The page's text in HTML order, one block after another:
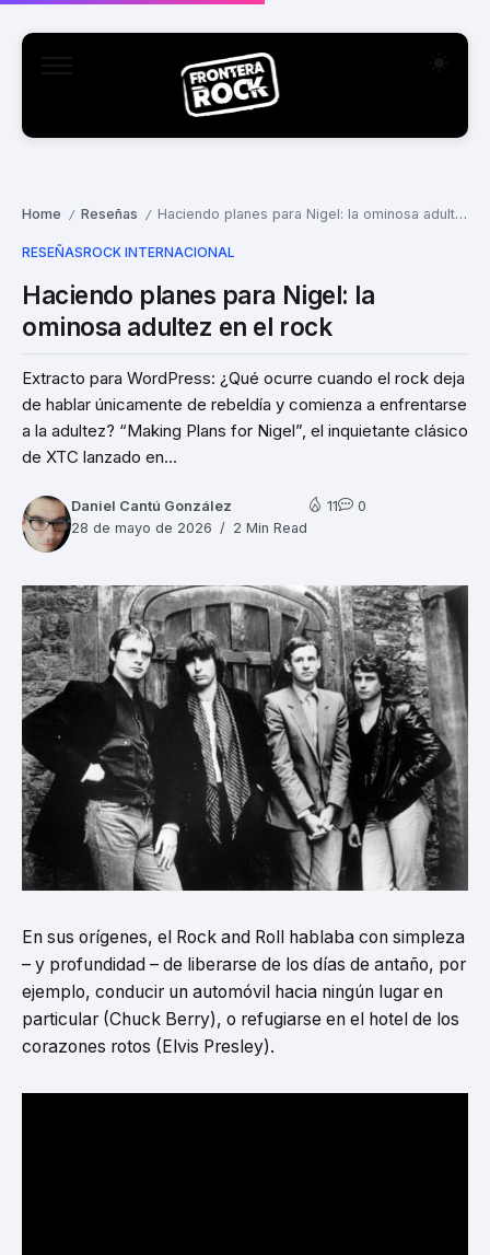
Home / Reseñas / Haciendo planes para Nigel: la ominosa adultez en el rock
RESEÑASROCK INTERNACIONAL
Haciendo planes para Nigel: la
ominosa adultez en el rock
Extracto para WordPress: ¿Qué ocurre cuando el rock deja
de hablar únicamente de rebeldía y comienza a enfrentarse
a la adultez? “Making Plans for Nigel”, el inquietante clásico
de XTC lanzado en...
Daniel Cantú González
28 de mayo de 2026
2 Min Read
11 0
En sus orígenes, el Rock and Roll hablaba con simpleza
– y profundidad – de liberarse de los días de antaño, por
ejemplo, conducir un automóvil hacia ningún lugar en
particular (Chuck Berry), o refugiarse en el hotel de los
corazones rotos (Elvis Presley).